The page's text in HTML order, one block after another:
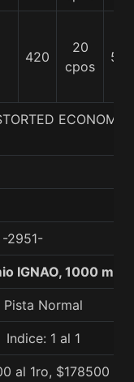
420
20
cpos
56
-2951-
IGNAO, 1000
Pista Normal
Indice: 1 al 1
al 1ro, $178500 al